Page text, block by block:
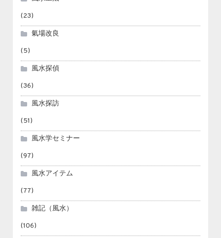
(23)
氣場改良
(5)
風水探偵
(36)
風水探訪
(51)
風水学セミナー
(97)
風水アイテム
(77)
雑記（風水）
(106)